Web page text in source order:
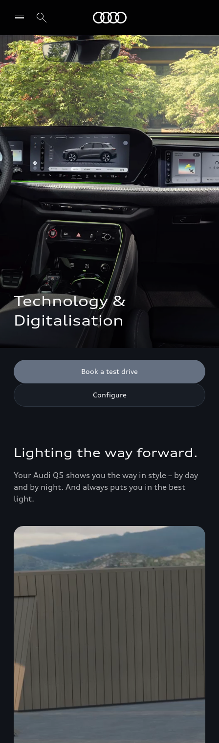
Select dealer
Technology & Digitalisation
Book a test drive
Technology &
Digitalisation
Book a test drive
Configure
Lighting the way forward.
Your Audi Q5 shows you the way in style – by day
and by night. And always puts you in the best
light.